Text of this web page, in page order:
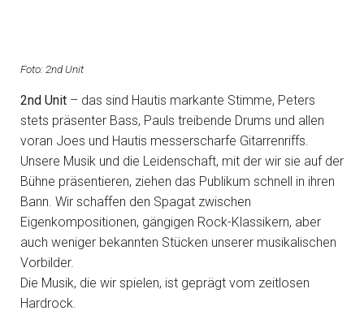
Foto: 2nd Unit
2nd Unit – das sind Hautis markante Stimme, Peters
stets präsenter Bass, Pauls treibende Drums und allen
voran Joes und Hautis messerscharfe Gitarrenriffs.
Unsere Musik und die Leidenschaft, mit der wir sie auf der
Bühne präsentieren, ziehen das Publikum schnell in ihren
Bann. Wir schaffen den Spagat zwischen
Eigenkompositionen, gängigen Rock-Klassikern, aber
auch weniger bekannten Stücken unserer musikalischen
Vorbilder.
Die Musik, die wir spielen, ist geprägt vom zeitlosen
Hardrock.